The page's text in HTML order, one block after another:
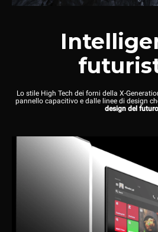
Lo stile High Tech dei forni della X-
pannello capacitivo e dalle linee di design
design del